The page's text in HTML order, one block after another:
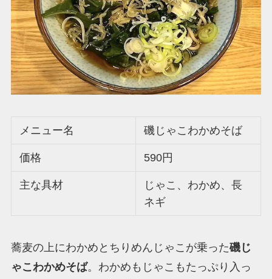
メニュー名 磯じゃこわかめそば
価格 590円
主な具材
じゃこ、わかめ、長
ネギ
蕎麦の上にわかめとちりめんじゃこが乗った磯じ
ゃこわかめそば。わかめもじゃこもたっぷり入っ